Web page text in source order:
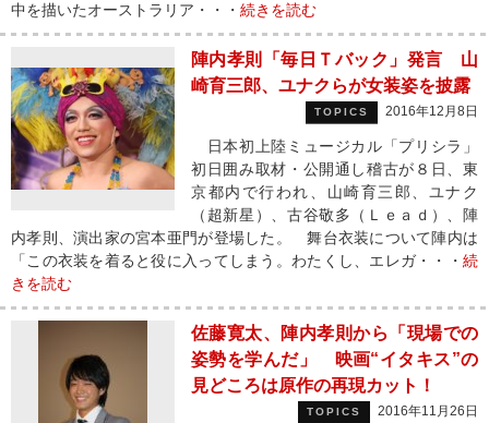
中を描いたオーストラリア・・・ 続きを読む
陣内孝則「毎日Ｔバック」発言 山
崎育三郎、ユナクらが女装姿を披露
TOPICS 2016年12月8日
日本初上陸ミュージカル「プリシラ」
初日囲み取材・公開通し稽古が８日、東
京都内で行われ、山崎育三郎、ユナク
（超新星）、古谷敬多（Ｌｅａｄ）、陣
内孝則、演出家の宮本亜門が登場した。 舞台衣装について陣内は
「この衣装を着ると役に入ってしまう。わたくし、エレガ・・・ 続
きを読む
佐藤寛太、陣内孝則から「現場での
姿勢を学んだ」 映画“イタキス”の
見どころは原作の再現カット！
TOPICS 2016年11月26日